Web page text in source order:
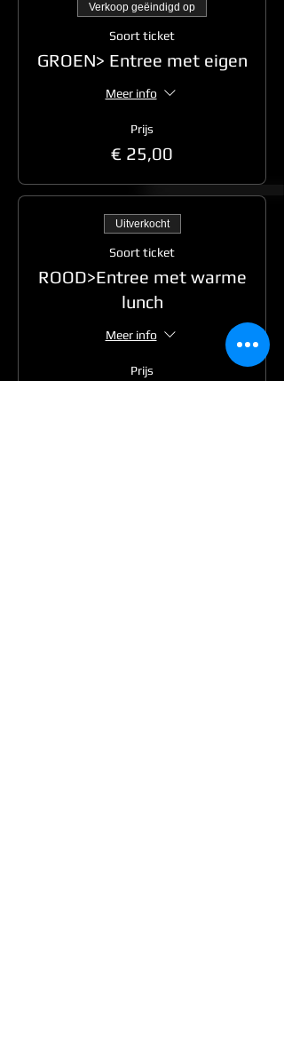
Verkoop geëindigd op
Soort ticket
GROEN> Entree met eigen
Meer info
Prijs
€ 25,00
Uitverkocht
Soort ticket
ROOD>Entree met warme
lunch
Meer info
Prijs